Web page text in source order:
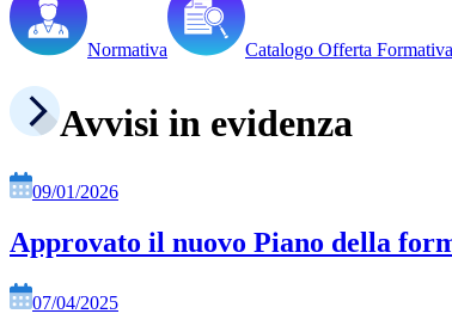
Normativa Catalogo Offerta Formativa
Avvisi in evidenza
09/01/2026
Approvato il nuovo Piano della
07/04/2025